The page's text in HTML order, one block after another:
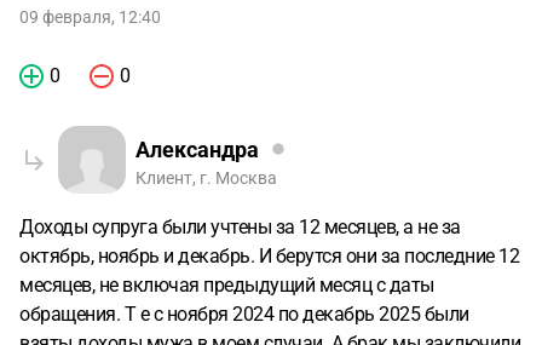
09 февраля, 12:40
0 0
Александра
Клиент, г. Москва
Доходы супруга были учтены за 12 месяцев, а не за
октябрь, ноябрь и декабрь. И берутся они за последние 12
месяцев, не включая предыдущий месяц с даты
обращения. Т е с ноября 2024 по декабрь 2025 были